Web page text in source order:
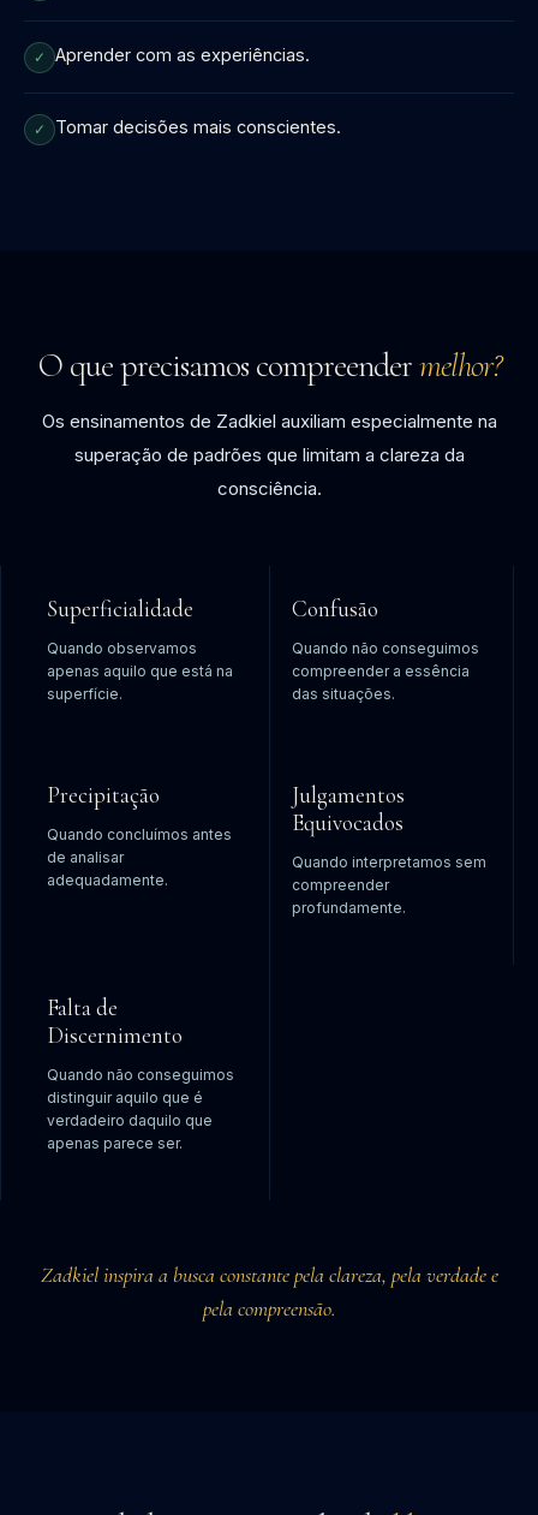
✓ Aprender com as experiências.
✓ Tomar decisões mais conscientes.
O que precisamos compreendermelhor?
Os ensinamentos de Zadkiel auxiliam especialmente na
superação de padrões que limitam a clareza da
consciência.
Superficialidade
Quando observamos
apenas aquilo que está na
superfície.
Confusão
Quando não conseguimos
compreender a essência
das situações.
Precipitação
Quando concluímos antes
de analisar
adequadamente.
Julgamentos
Equivocados
Quando interpretamos sem
compreender
profundamente.
Falta de
Discernimento
Quando não conseguimos
distinguir aquilo que é
verdadeiro daquilo que
apenas parece ser.
Zadkiel inspira a busca constante pela clareza, pela verdade e
pela compreensão.